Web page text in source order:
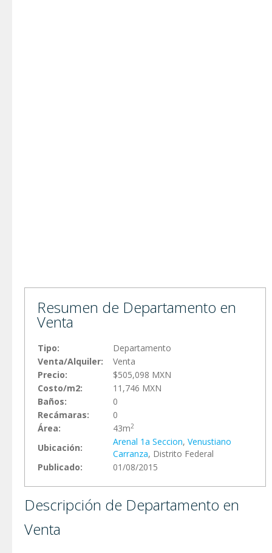
Resumen de Departamento en
Venta
Tipo:
Departamento
Venta/Alquiler:
Venta
Precio:
$505,098 MXN
Costo/m2:
11,746 MXN
Baños:
0
Recámaras:
0
Área:
43m2
Ubicación:
Arenal 1a Seccion, Venustiano
Carranza, Distrito Federal
Publicado:
01/08/2015
Descripción de Departamento en
Venta